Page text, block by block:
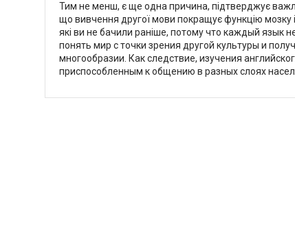
Тим не менш, є ще одна причина, підтверджує
що вивчення другої мови покращує функцію мозку
які ви не бачили раніше, потому что каждый язык
понять мир с точки зрения другой культуры и
многообразии. Как следствие, изучения
приспособленным к общению в разных слоях